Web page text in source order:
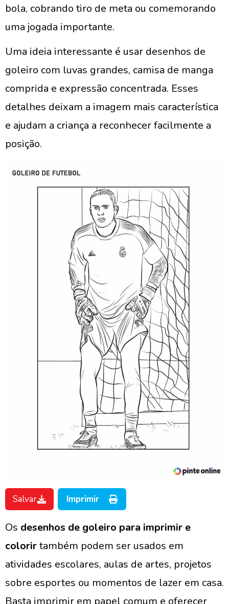
bola, cobrando tiro de meta ou comemorando
uma jogada importante.
Uma ideia interessante é usar desenhos de
goleiro com luvas grandes, camisa de manga
comprida e expressão concentrada. Esses
detalhes deixam a imagem mais característica
e ajudam a criança a reconhecer facilmente a
posição.
Salvar Imprimir
Os desenhos de goleiro para imprimir e
colorirtambém podem ser usados em
atividades escolares, aulas de artes, projetos
sobre esportes ou momentos de lazer em casa.
Basta imprimir em papel comum e oferecer